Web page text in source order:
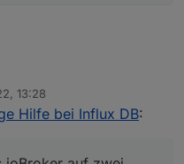
das erste Bord angelegt.
13:28
Hilfe bei Influx DB: